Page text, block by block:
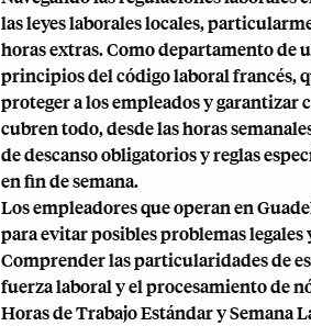
las leyes laborales locales,
horas extras. Como departamento de
principios del código laboral francés,
proteger a los empleados y garantizar
cubren todo, desde las horas
de descanso obligatorios y reglas
en fin de semana.
Los empleadores que operan en
para evitar posibles problemas
Comprender las particularidades de
fuerza laboral y el procesamiento de
Horas de Trabajo Estándar y Semana